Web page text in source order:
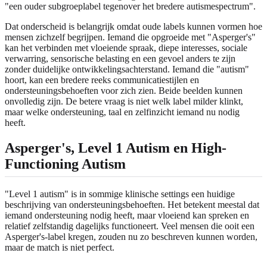
"een ouder subgroeplabel tegenover het bredere autismespectrum".
Dat onderscheid is belangrijk omdat oude labels kunnen vormen hoe
mensen zichzelf begrijpen. Iemand die opgroeide met "Asperger's"
kan het verbinden met vloeiende spraak, diepe interesses, sociale
verwarring, sensorische belasting en een gevoel anders te zijn
zonder duidelijke ontwikkelingsachterstand. Iemand die "autism"
hoort, kan een bredere reeks communicatiestijlen en
ondersteuningsbehoeften voor zich zien. Beide beelden kunnen
onvolledig zijn. De betere vraag is niet welk label milder klinkt,
maar welke ondersteuning, taal en zelfinzicht iemand nu nodig
heeft.
Asperger's, Level 1 Autism en High-
Functioning Autism
"Level 1 autism" is in sommige klinische settings een huidige
beschrijving van ondersteuningsbehoeften. Het betekent meestal dat
iemand ondersteuning nodig heeft, maar vloeiend kan spreken en
relatief zelfstandig dagelijks functioneert. Veel mensen die ooit een
Asperger's-label kregen, zouden nu zo beschreven kunnen worden,
maar de match is niet perfect.